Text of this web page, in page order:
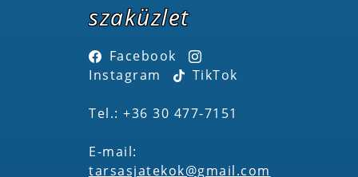
szaküzlet
Facebook
Instagram
TikTok
Tel.: +36 30 477-7151
E-mail:
tarsasjatekok@gmail.com